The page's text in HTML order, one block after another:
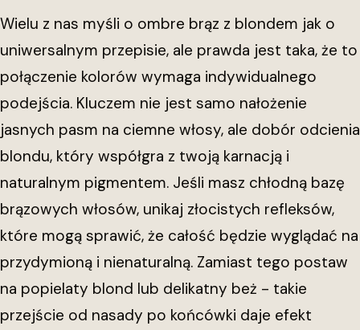
Wielu z nas myśli o ombre brąz z blondem jak o
uniwersalnym przepisie, ale prawda jest taka, że to
połączenie kolorów wymaga indywidualnego
podejścia. Kluczem nie jest samo nałożenie
jasnych pasm na ciemne włosy, ale dobór odcienia
blondu, który współgra z twoją karnacją i
naturalnym pigmentem. Jeśli masz chłodną bazę
brązowych włosów, unikaj złocistych refleksów,
które mogą sprawić, że całość będzie wyglądać na
przydymioną i nienaturalną. Zamiast tego postaw
na popielaty blond lub delikatny beż - takie
przejście od nasady po końcówki daje efekt